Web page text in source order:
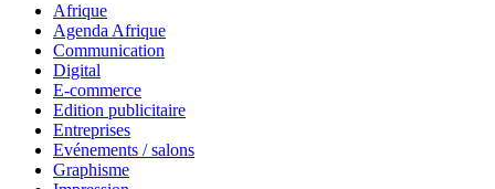
Afrique
Agenda Afrique
Communication
Digital
E-commerce
Edition publicitaire
Entreprises
Evénements / salons
Graphisme